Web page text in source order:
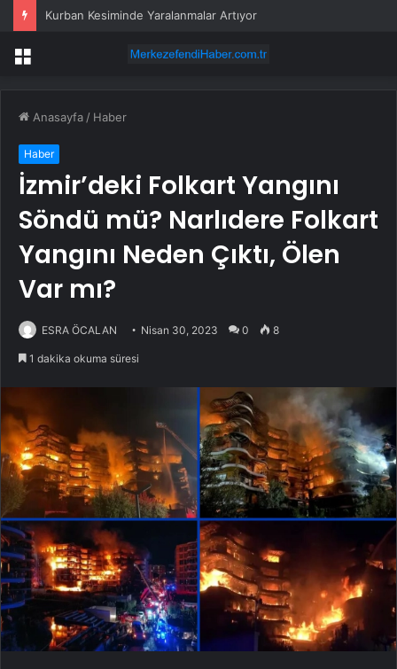
Kurban Kesiminde Yaralanmalar Artıyor
Menü
Anasayfa / Haber
Haber
İzmir’deki Folkart Yangını
Söndü mü? Narlıdere Folkart
Yangını Neden Çıktı, Ölen
Var mı?
ESRA ÖCALAN Nisan 30, 2023 0 8
1 dakika okuma süresi